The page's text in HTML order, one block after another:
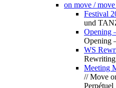
on move /
Festival
und
Opening
Opening
WS
Meeting
// Move
Perpétuel